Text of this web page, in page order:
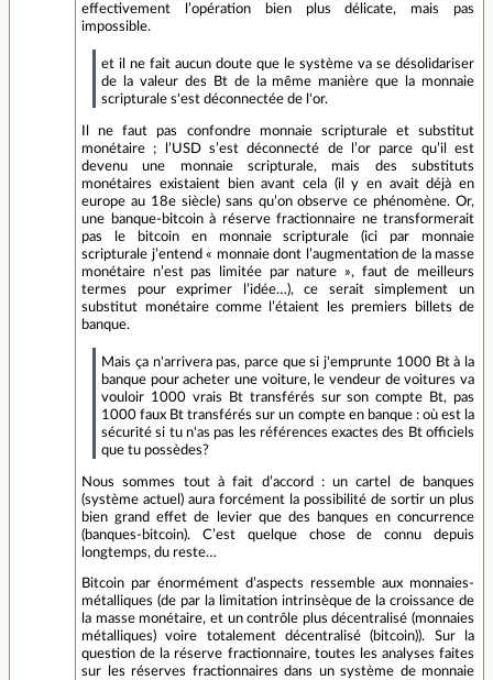
effectivement l’opération bien plus délicate, mais pas
impossible.
et il ne fait aucun doute que le système va se désolidariser
de la valeur des Bt de la même manière que la monnaie
scripturale s'est déconnectée de l'or.
Il ne faut pas confondre monnaie scripturale et substitut
monétaire ; l’USD s’est déconnecté de l’or parce qu’il est
devenu une monnaie scripturale, mais des substituts
monétaires existaient bien avant cela (il y en avait déjà en
europe au 18e siècle) sans qu’on observe ce phénomène. Or,
une banque-bitcoin à réserve fractionnaire ne transformerait
pas le bitcoin en monnaie scripturale (ici par monnaie
scripturale j’entend « monnaie dont l’augmentation de la masse
monétaire n’est pas limitée par nature », faut de meilleurs
termes pour exprimer l’idée…), ce serait simplement un
substitut monétaire comme l’étaient les premiers billets de
banque.
Mais ça n'arrivera pas, parce que si j'emprunte 1000 Bt à la
banque pour acheter une voiture, le vendeur de voitures va
vouloir 1000 vrais Bt transférés sur son compte Bt, pas
1000 faux Bt transférés sur un compte en banque : où est la
sécurité si tu n'as pas les références exactes des Bt officiels
que tu possèdes?
Nous sommes tout à fait d’accord : un cartel de banques
(système actuel) aura forcément la possibilité de sortir un plus
bien grand effet de levier que des banques en concurrence
(banques-bitcoin). C’est quelque chose de connu depuis
longtemps, du reste…
Bitcoin par énormément d’aspects ressemble aux monnaies-
métalliques (de par la limitation intrinsèque de la croissance de
la masse monétaire, et un contrôle plus décentralisé (monnaies
métalliques) voire totalement décentralisé (bitcoin)). Sur la
question de la réserve fractionnaire, toutes les analyses faites
sur les réserves fractionnaires dans un système de monnaie